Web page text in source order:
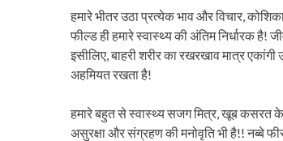
हमारे भीतर उठा प्रत्येक भाव और विचार,
फील्ड ही हमारे स्वास्थ्य की अंतिम निर्धारक है!
इसीलिए, बाहरी शरीर का रखरखाव मात्र
अहमियत रखता है!
हमारे बहुत से स्वास्थ्य सजग मित्र, खूब कसरत के
असुरक्षा और संग्रहण की मनोवृति भी है!! नब्बे